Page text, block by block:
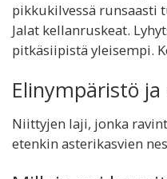
pikkukilvessä runsaasti
Jalat kellanruskeat.
pitkäsiipistä yleisempi.
Elinympäristö
Niittyjen laji, jonka
etenkin asterikasvien